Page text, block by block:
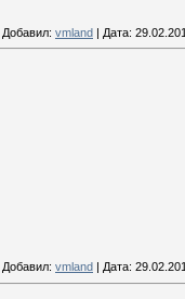
Добавил: vmland | Дата:
Добавил: vmland | Дата: